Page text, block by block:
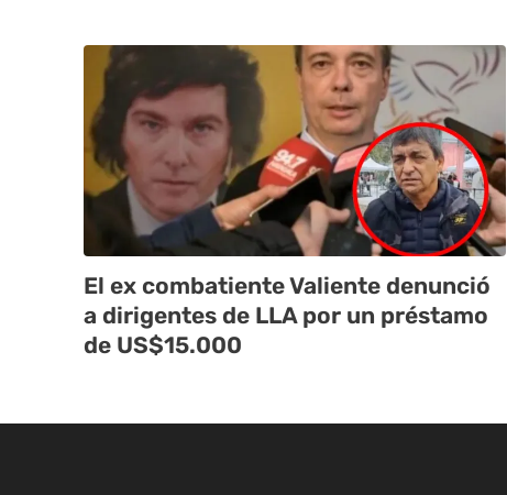
El ex combatiente Valiente denunció
a dirigentes de LLA por un préstamo
de US$15.000